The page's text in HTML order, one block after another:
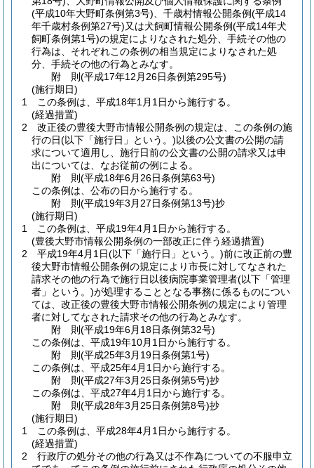
(平成10年大野町条例第3号) 、千歳村情報公開条例(平成14
年千歳村条例第27号)又は犬飼町情報公開条例(平成14年犬
飼町条例第1号)の規定によりなされた処分、手続その他の
行為は、それぞれこの条例の相当規定によりなされた処
分、手続その他の行為とみなす。
附 則(平成17年12月26日条例第295号)
(施行期日)
1
この条例は、平成18年1月1日から施行する。
(経過措置)
2
改正後の豊後大野市情報公開条例の規定は、この条例の施
行の日(以下「施行日」という。)以後の公文書の公開の請
求について適用し、施行日前の公文書の公開の請求又は申
出については、なお従前の例による。
附 則(平成18年6月26日条例第63号)
この条例は、公布の日から施行する。
附 則(平成19年3月27日条例第13号)抄
(施行期日)
1
この条例は、平成19年4月1日から施行する。
(豊後大野市情報公開条例の一部改正に伴う経過措置)
2
平成19年4月1日(以下「施行日」という。)前に改正前の豊
後大野市情報公開条例の規定により市長に対してなされた
請求その他の行為で施行日以後病院事業管理者(以下「管理
者」という。)が処理することとなる事務に係るものについ
ては、改正後の豊後大野市情報公開条例の規定により管理
者に対してなされた請求その他の行為とみなす。
附 則(平成19年6月18日条例第32号)
この条例は、平成19年10月1日から施行する。
附 則(平成25年3月19日条例第1号)
この条例は、平成25年4月1日から施行する。
附 則(平成27年3月25日条例第5号)抄
この条例は、平成27年4月1日から施行する。
附 則(平成28年3月25日条例第8号)抄
(施行期日)
1
この条例は、平成28年4月1日から施行する。
(経過措置)
2
行政庁の処分その他の行為又は不作為についての不服申立